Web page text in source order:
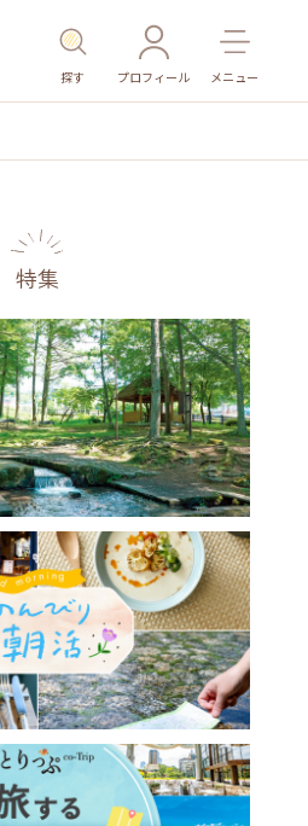
探す プロフィール メニュー
その他施設 ごはん
特集